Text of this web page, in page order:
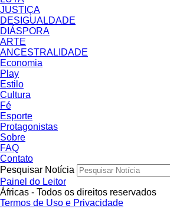
JUSTIÇA
DESIGUALDADE
DIÁSPORA
ARTE
ANCESTRALIDADE
Economia
Play
Estilo
Cultura
Fé
Esporte
Protagonistas
Sobre
FAQ
Contato
Pesquisar Notícia
Painel do Leitor
Áfricas - Todos os direitos reservados
Termos de Uso e Privacidade